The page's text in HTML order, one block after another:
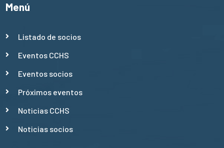
Menú
Listado de socios
Eventos CCHS
Eventos socios
Próximos eventos
Noticias CCHS
Noticias socios